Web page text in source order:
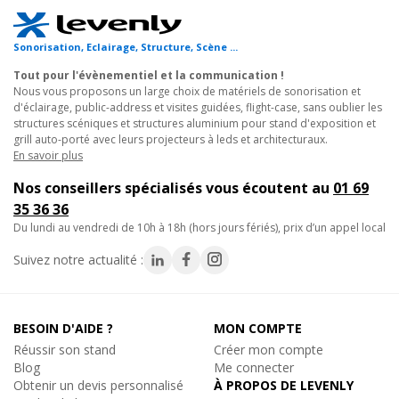
Address .
Il est temps pour une mise à niveau sonore avec ce
nec plus ultraen matière de qualité sonore et de
performances. À partir d'un seul amplificateur, vous avez la
possibilité de contrôler le volume dans denombreuses zones
et espaces différents, vous donnant plus de maîtrise sur
l'atmosphère dans n'importe quel espace public.
Caractéristiques techniques :
Type : amplificateurs préamplificateurs avec sources audio
Alimentation : AC 230 V / 50 - 60 Hz
et 100 Volts
Entrées / Sensibilité :
- MIC : -50 dB jusqu'à -6 dB / 20 kohms symétrique / canal 1 à 3
- LINE : -30 dB jusqu'à 14 dB / 20 kohms asymétrique / canal 4 à
Sonorisation, Eclairage, Structure, Scène ...
Tout pour l'évènementiel et la communication !
Nous vous proposons un large choix de matériels de sonorisation et
d'éclairage, public-address et visites guidées, flight-case, sans oublier les
structures scéniques et structures aluminium pour stand d'exposition et
grill auto-porté avec leurs projecteurs à leds et architecturaux.
En savoir plus
Nos conseillers spécialisés vous écoutent au 01 69
35 36 36
du lundi au vendredi de 10h à 18h (hors jours fériés), prix d’un appel local
Suivez notre actualité :
BESOIN D'AIDE ?
Réussir son stand
Blog
Obtenir un devis personnalisé
MON COMPTE
Créer mon compte
Me connecter
À PROPOS DE LEVENLY